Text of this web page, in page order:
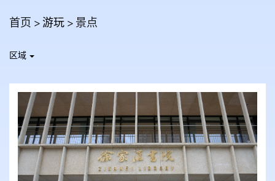
首页 > 游玩 > 景点
区域